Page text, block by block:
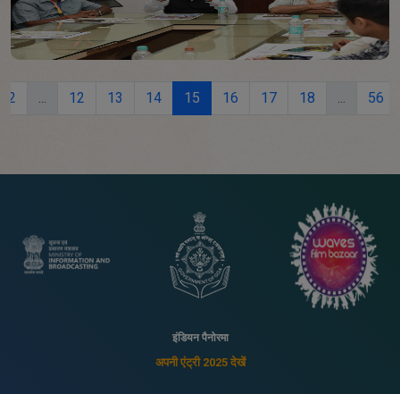
2 ... 12 13 14 15 16 17 18 ... 56
इंडियन पैनोरमा
अपनी एंट्री 2025 देखें